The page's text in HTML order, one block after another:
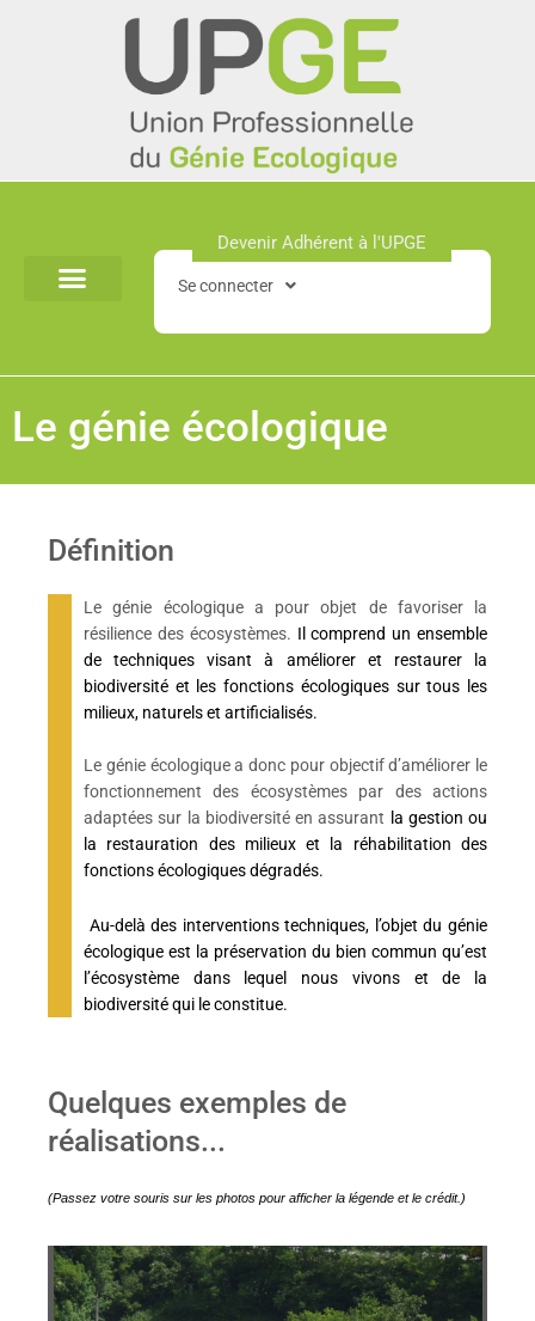
Devenir Adhérent à l'UPGE​
Se connecter
Le génie écologique
Définition
Le génie écologique a pour objet de favoriser la
résilience des écosystèmes. Il comprend un ensemble
de techniques visant à améliorer et restaurer la
biodiversité et les fonctions écologiques sur tous les
milieux, naturels et artificialisés.
Le génie écologique a donc pour objectif d’améliorer le
fonctionnement des écosystèmes par des actions
adaptées sur la biodiversité en assurant la gestion ou
la restauration des milieux et la réhabilitation des
fonctions écologiques dégradés.
Au-delà des interventions techniques, l’objet du génie
écologique est la préservation du bien commun qu’est
l’écosystème dans lequel nous vivons et de la
biodiversité qui le constitue.
Quelques exemples de
réalisations...
(Passez votre souris sur les photos pour afficher la légende et le crédit.)